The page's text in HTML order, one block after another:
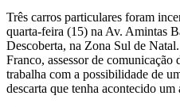
Três carros particulares foram
quarta-feira (15) na Av. Amintas
Descoberta, na Zona Sul de
Franco, assessor de
trabalha com a possibilidade de
descarta que tenha acontecido um